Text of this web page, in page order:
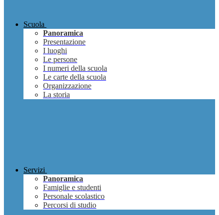
Scuola
Panoramica
Presentazione
I luoghi
Le persone
I numeri della scuola
Le carte della scuola
Organizzazione
La storia
Servizi
Panoramica
Famiglie e studenti
Personale scolastico
Percorsi di studio